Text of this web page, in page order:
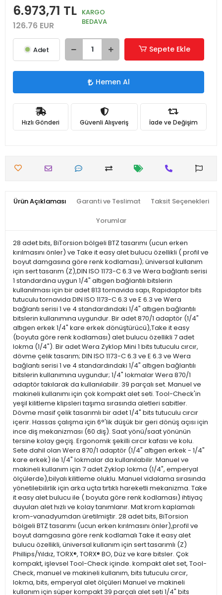
6.973,71 TL
126.76 EUR
KARGO
BEDAVA
Adet Sepete Ekle
Hemen Al
Hızlı Gönderi Güvenli Alışveriş İade ve Değişim
Ürün Açıklaması Garanti ve Teslimat Taksit Seçenekleri
Yorumlar
28 adet bits, BiTorsion bölgeli BTZ tasarımı (ucun erken
kırılmasını önler) ve Take it easy alet bulucu özellikli ( profil ve
boyut damgasına göre renk kodlaması); üniversal kullanım
için sert tasarım (Z),DIN ISO 1173-C 6.3 ve Wera bağlantı serisi
1 standardına uygun 1/4" altıgen bağlantılı bitslerin
kullanılması için bir adet 813 tornavida sapı, Rapidaptor bits
tutuculu tornavida DIN ISO 1173-C 6.3 ve E 6.3 ve Wera
bağlantı serisi 1 ve 4 standardındaki 1/4" altıgen bağlantılı
bitslerin kullanımına uygundur. Bir adet 870/1 adaptör (1/4"
altıgen erkek 1/4" kare erkek dönüştürücü),Take it easy
(boyuta göre renk kodlaması) alet bulucu özellikli 7 adet
lokma (1/4"). Bir adet Wera Zyklop Mini 1 bits tutuculu cırcır,
dövme çelik tasarım; DIN ISO 1173-C 6.3 ve E 6.3 ve Wera
bağlantı serisi 1 ve 4 standardındaki 1/4" altıgen bağlantılı
bitslerin kullanımına uygundur; 1/4" lokmalar Wera 870/1
adaptör takılarak da kullanılabilir. 39 parçalı set. Manuel ve
makineli kullanımı için çok kompakt alet seti. Tool-Check'in
yeşil kilitleme klipsleri taşıma sırasında aletleri sabitler.
Dövme masif çelik tasarımlı bir adet 1/4" bits tutuculu cırcır
içerir. Hassas çalışma için 6°'lik düşük bir geri dönüş açısı için
ince diş mekanizması (60 diş). Saat yönü/saat yönünün
tersine kolay geçiş. Ergonomik şekilli cırcır kafası ve kolu.
Sete dahil olan Wera 870/1 adaptör (1/4" altıgen erkek - 1/4"
kare erkek) ile 1/4" lokmalar da kullanılabilir. Manuel ve
makineli kullanım için 7 adet Zyklop lokma (1/4", emperyal
ölçülerde),bilyalı kilitleme oluklu. Manuel vidalama sırasında
yönetilebilirlik için arka uçta tırtıklı hareketli mekanizma. Take
it easy alet bulucu ile ( boyuta göre renk kodlaması) ihtiyaç
duyulan alet hızlı ve kolay tanımlanır. Mat krom kaplamalı
krom-vanadyumdan üretilmiştir. 28 adet bits, BiTorsion
bölgeli BTZ tasarımı (ucun erken kırılmasını önler),profil ve
boyut damgasına göre renk kodlamalı Take it easy alet
bulucu özellikli, üniversal kullanım için sert tasarımlı (Z)
Phillips/Yıldız, TORX®, TORX® BO, Düz ve kare bitsler. Çok
kompakt, işlevsel Tool-Check içinde. kompakt alet set, Tool-
Check, manuel ve makineli kullanım, bits tutuculu cırcır,
lokma, bits, emperyal alet ölçüleri Manuel ve makineli
kullanım için süper kompakt 39 parçalı alet seti 1/4" bits